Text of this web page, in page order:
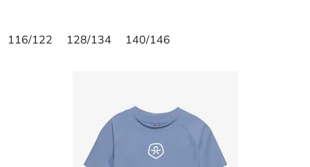
116/122 128/134 140/146